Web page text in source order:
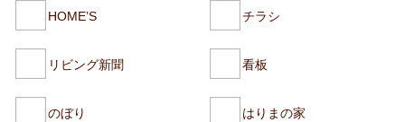
HOME’S チラシ
リビング新聞 看板
のぼり はりまの家